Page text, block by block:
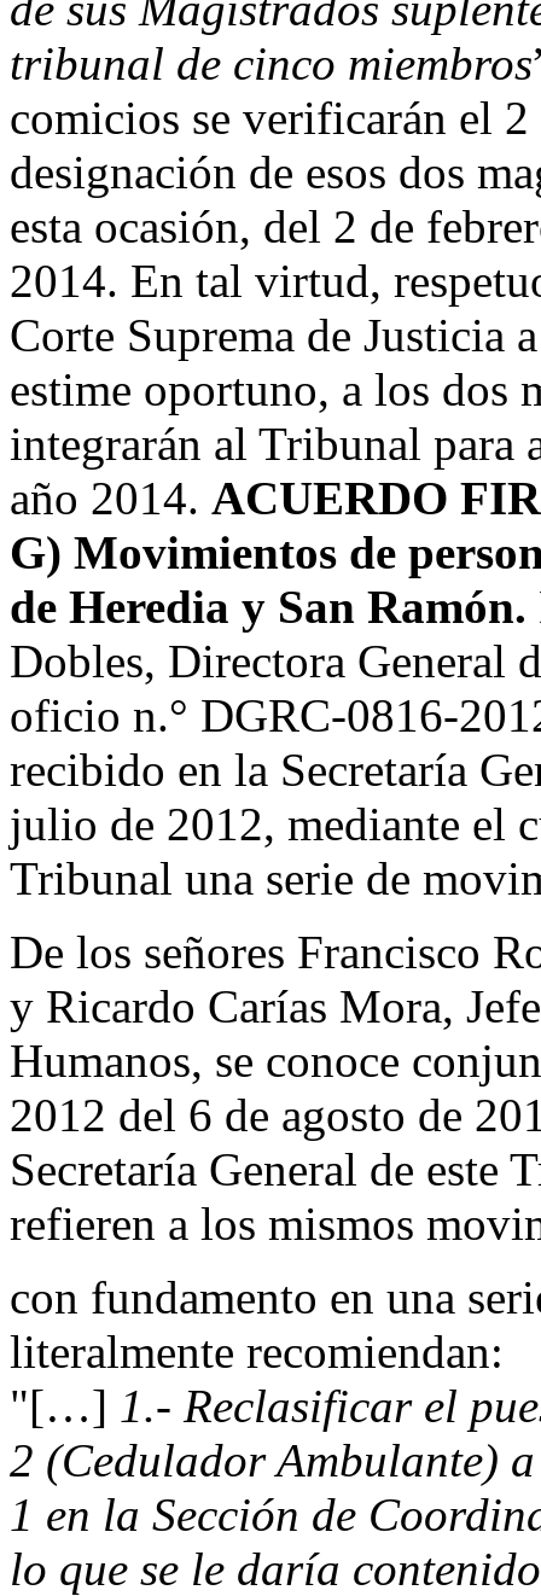
tribunal de cinco miembros
comicios se verificarán el
designación de esos dos
esta ocasión, del 2 de
2014. En tal virtud,
Corte Suprema de Justicia
estime oportuno, a los dos
integrarán al Tribunal para
año 2014. ACUERDO
G) Movimientos de
de Heredia y San Ramón.
Dobles, Directora General
oficio n.° DGRC-0816-
recibido en la Secretaría
julio de 2012, mediante el
Tribunal una serie de
De los señores Francisco
y Ricardo Carías Mora,
Humanos, se conoce
2012 del 6 de agosto de
Secretaría General de este
refieren a los mismos
con fundamento en una
literalmente recomiendan:
"[…] 1.- Reclasificar el
2 (Cedulador Ambulante)
1 en la Sección de
lo que se le daría